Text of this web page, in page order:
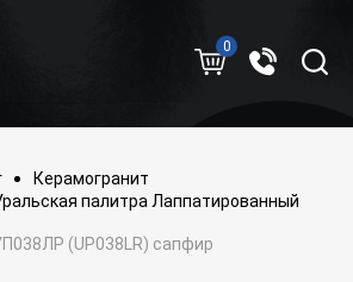
0
Керамогранит
палитра Лаппатированный
(UP038LR) сапфир